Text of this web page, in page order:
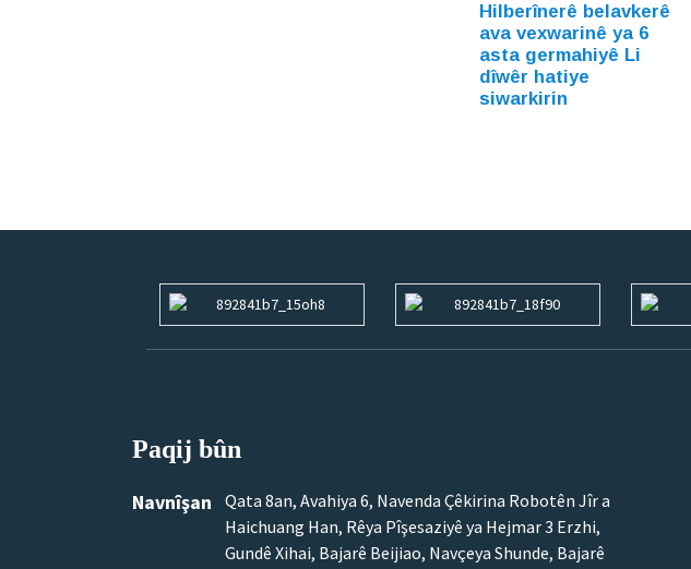
Hilberînerê belavkerê
ava vexwarinê ya 6
asta germahiyê Li
dîwêr hatiye
siwarkirin
Paqij bûn
Navnîşan
Qata 8an, Avahiya 6, Navenda Çêkirina Robotên Jîr a
Haichuang Han, Rêya Pîşesaziyê ya Hejmar 3 Erzhi,
Gundê Xihai, Bajarê Beijiao, Navçeya Shunde, Bajarê